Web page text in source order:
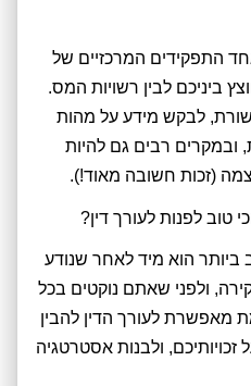
התפקידים המרכזיים של
ביניכם לבין רשויות המס.
לבקש מידע על מהות
ובמקרים רבים גם להיות
(זכות חשובה מאוד!).
טוב לפנות לעורך דין?
ביותר הוא מיד לאחר שנודע
ולפני שאתם נוקטים בכל
מאפשרת לעורך הדין להבין
ולבנות אסטרטגיה